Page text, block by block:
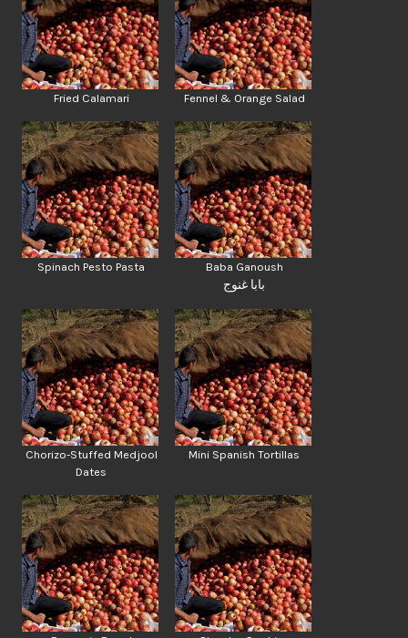
Fried Calamari Fennel & Orange Salad
Spinach Pesto Pasta Baba Ganoush
بابا غنوج
Chorizo-Stuffed Medjool
Dates
Mini Spanish Tortillas